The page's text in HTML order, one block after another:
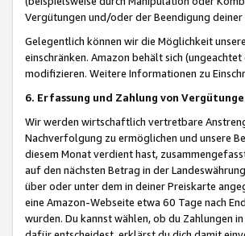
Vergütungen und/oder der Beendigung
Gelegentlich können wir die Möglichkeit
einschränken. Amazon behält sich
modifizieren. Weitere Informationen zu
6. Erfassung und Zahlung von
Wir werden wirtschaftlich vertretbare
Nachverfolgung zu ermöglichen und unsere
diesem Monat verdient hast,
auf den nächsten Betrag in der
über oder unter dem in deiner Preiskarte
eine Amazon-Webseite etwa 60 Tage nach
wurden. Du kannst wählen, ob du Zahlungen